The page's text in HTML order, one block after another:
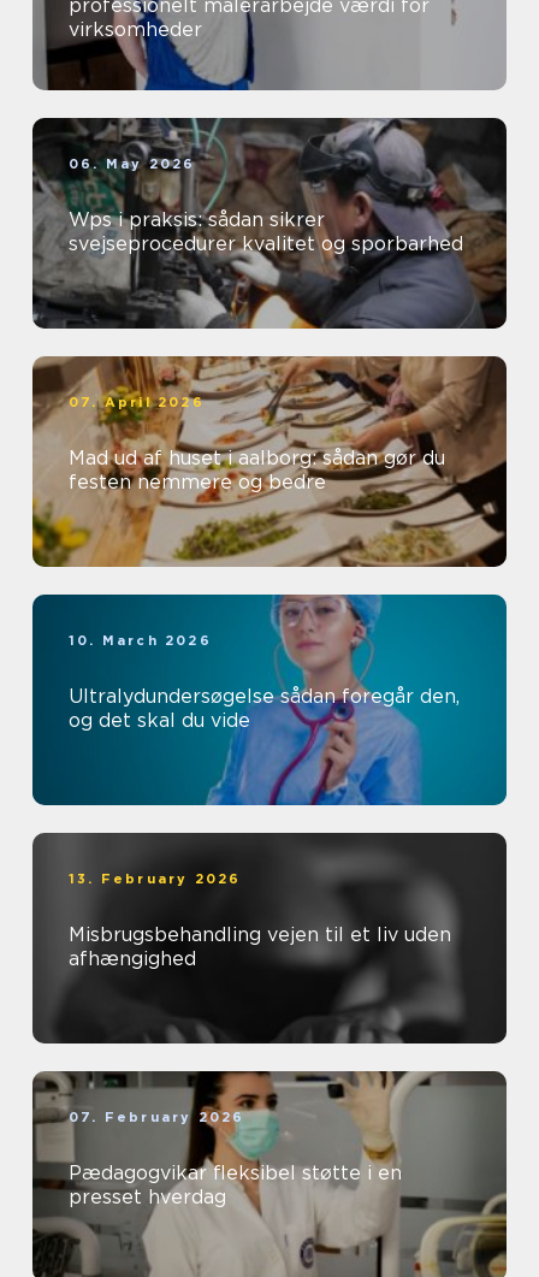
professionelt malerarbejde værdi for
virksomheder
06. May 2026
Wps i praksis: sådan sikrer
svejseprocedurer kvalitet og sporbarhed
07. April 2026
Mad ud af huset i aalborg: sådan gør du
festen nemmere og bedre
10. March 2026
Ultralydundersøgelse sådan foregår den,
og det skal du vide
13. February 2026
Misbrugsbehandling vejen til et liv uden
afhængighed
07. February 2026
Pædagogvikar fleksibel støtte i en
presset hverdag